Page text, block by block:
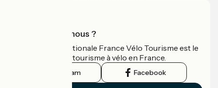
Qui sommes-nous ?
L'association nationale France Vélo Tourisme est le
guide officiel du tourisme à vélo en France.
Instagram Facebook